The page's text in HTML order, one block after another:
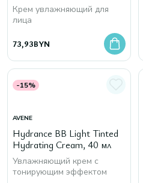
Крем увлажняющий для
лица
73,93BYN
-15%
AVENE
Hydrance BB Light Tinted
Hydrating Cream, 40 мл
Увлажняющий крем с
тонирующим эффектом